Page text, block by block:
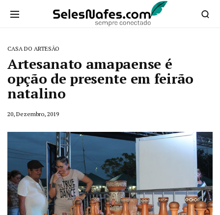
CASA DO ARTESÃO
Artesanato amapaense é
opção de presente em feirão
natalino
20, Dezembro, 2019